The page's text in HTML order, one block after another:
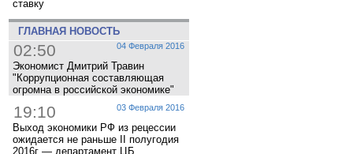
ставку
ГЛАВНАЯ НОВОСТЬ
04 Февраля 2016
02:50
Экономист Дмитрий Травин
"Коррупционная составляющая
огромна в российской экономике"
03 Февраля 2016
19:10
Выход экономики РФ из рецессии
ожидается не раньше II полугодия
2016г — департамент ЦБ